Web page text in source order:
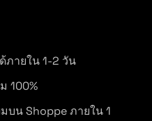
ภายใน 1-2 วัน
100%
บน Shoppe ภายใน 1